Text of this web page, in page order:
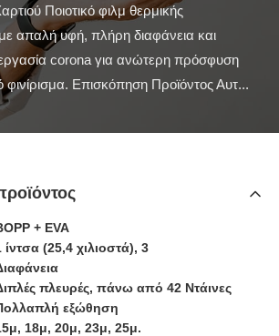
Ποιοτικό φιλμ θερμικής
απαλή υφή, πλήρη διαφάνεια και
corona για ανώτερη πρόσφυση
φινίρισμα. Επισκόπηση Προϊόντος Αυτ...
+ EVA
ίντσα (25,4 χιλιοστά), 3
πλευρές, πάνω από 42 Ντάινες
εξώθηση
18μ, 20μ, 23μ, 25μ.